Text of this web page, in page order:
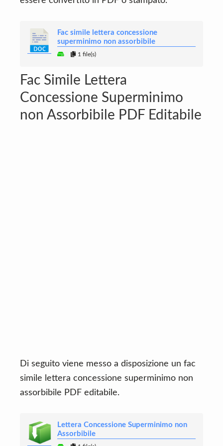
Fac simile lettera concessione
superminimo non assorbibile
1 file(s)
Fac Simile Lettera
Concessione Superminimo
non Assorbibile PDF Editabile
Di seguito viene messo a disposizione un fac
simile lettera concessione superminimo non
assorbibile PDF editabile.
Lettera Concessione Superminimo non
Assorbibile